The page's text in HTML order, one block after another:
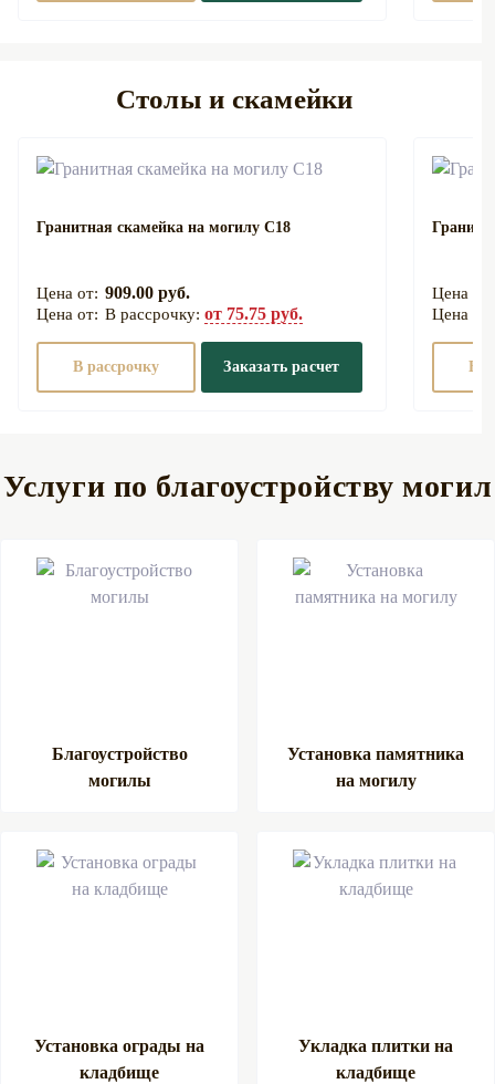
Столы и скамейки
Гранитная скамейка на могилу С18
909.00 руб.
В рассрочку: от 75.75 руб.
В рассрочку Заказать расчет В
Услуги по благоустройству могил
Благоустройство
могилы
Установка памятника
на могилу
Установка ограды на
кладбище
Укладка плитки на
кладбище